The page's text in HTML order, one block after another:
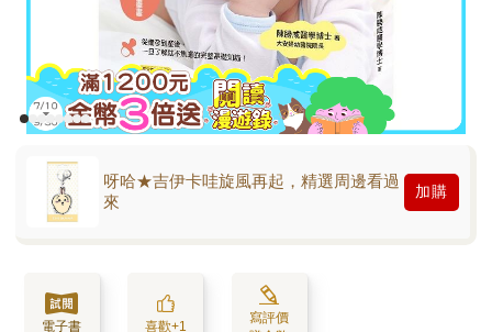
呀哈★吉伊卡哇旋風再起，精選周邊看過
來
加購
電子書 喜歡+1
寫評價